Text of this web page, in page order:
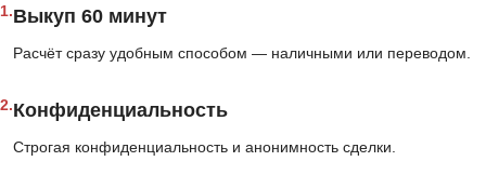
1.Выкуп 60 минут
Расчёт сразу удобным способом — наличными или переводом.
2.Конфиденциальность
Строгая конфиденциальность и анонимность сделки.